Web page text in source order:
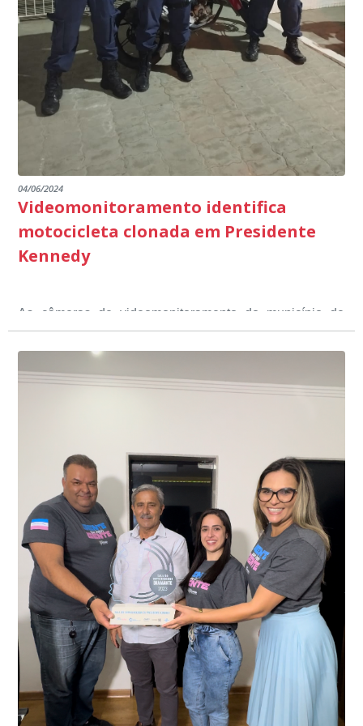
dos educandos. Tudo isso também foi demonstrado ao
Ministério Público através de depoimentos
emocionantes de pais e professores no decorrer da
escuta pública.
promover uma atuação coordenada, integrada e
dialogada em prol do desenvolvimento educacional.
04/06/2024
Videomonitoramento identifica
motocicleta clonada em Presidente
Kennedy
As câmeras de videomonitoramento do município de
Presidente Kennedy identificaram neste fim de semana,
01 de junho, uma motocicleta com indícios de
adulteração, imediatamente, a central de
videomonitoramento acionou a Guarda Civil Municipal,
Durante a abordagem a adulteração foi comprovada,
através da conferência do Chassi, a motocicleta, bem
conta do sistema de videomonitoramento instalado
recentemente em todo o município de Presidente
Kennedy, o sistema é integrado com outros municípios
do país, sendo possível a identificação de veículos por
meio do cruzamento de informações, nesse caso
específico, com dados de uma cidade do Estado do Rio
de Janeiro.
“Mais de 100 câmeras foram instaladas na sede e no
interior de Presidente Kennedy, garantindo mais
segurança à população, seja nas ruas, no comércio, os
produtores agropecuários. Estamos no rumo certo,
parabéns a todos os servidores que contribuem para a
segurança da nossa cidade”, destaca o prefeito Dorlei
Fontão.